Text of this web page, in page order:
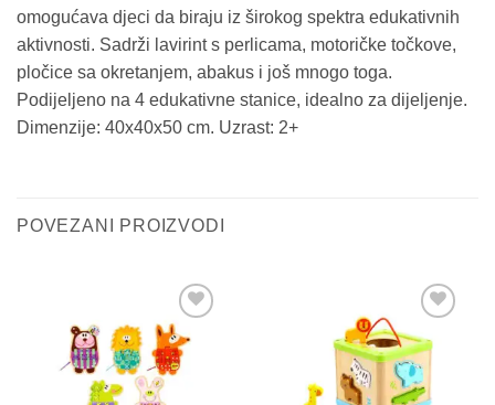
omogućava djeci da biraju iz širokog spektra edukativnih
aktivnosti. Sadrži lavirint s perlicama, motoričke točkove,
pločice sa okretanjem, abakus i još mnogo toga.
Podijeljeno na 4 edukativne stanice, idealno za dijeljenje.
Dimenzije: 40x40x50 cm. Uzrast: 2+
POVEZANI PROIZVODI
Sačuvaj
proizvod
Sačuvaj
proizvod